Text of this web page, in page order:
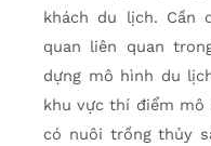
khách du lịch. Cần
quan liên quan
dựng mô hình du
khu vực thí điểm mô
có nuôi trồng thủy